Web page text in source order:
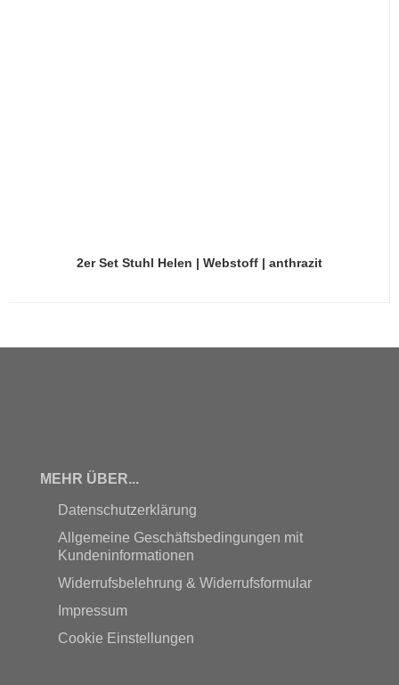
2er Set Stuhl Helen | Webstoff | anthrazit
MEHR ÜBER...
Datenschutzerklärung
Allgemeine Geschäftsbedingungen mit
Kundeninformationen
Widerrufsbelehrung & Widerrufsformular
Impressum
Cookie Einstellungen